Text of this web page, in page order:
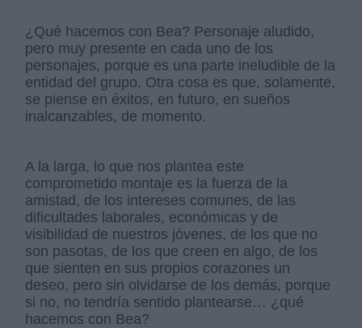
¿Qué hacemos con Bea? Personaje aludido,
pero muy presente en cada uno de los
personajes, porque es una parte ineludible de la
entidad del grupo. Otra cosa es que, solamente,
se piense en éxitos, en futuro, en sueños
inalcanzables, de momento.
A la larga, lo que nos plantea este
comprometido montaje es la fuerza de la
amistad, de los intereses comunes, de las
dificultades laborales, económicas y de
visibilidad de nuestros jóvenes, de los que no
son pasotas, de los que creen en algo, de los
que sienten en sus propios corazones un
deseo, pero sin olvidarse de los demás, porque
si no, no tendría sentido plantearse… ¿qué
hacemos con Bea?